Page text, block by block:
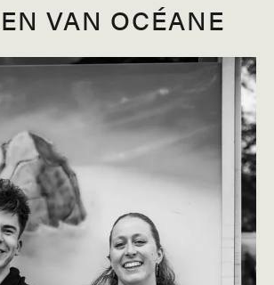
VAN OCÉANE